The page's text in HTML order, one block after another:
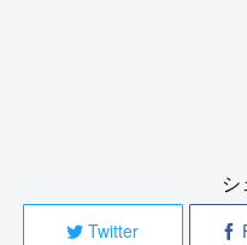
Twitter